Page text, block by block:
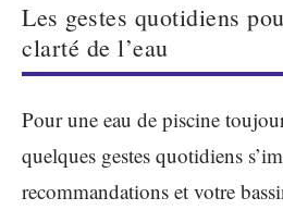
Les gestes quotidiens
clarté de l’eau
Pour une eau de piscine
quelques gestes quotidiens
recommandations et votre